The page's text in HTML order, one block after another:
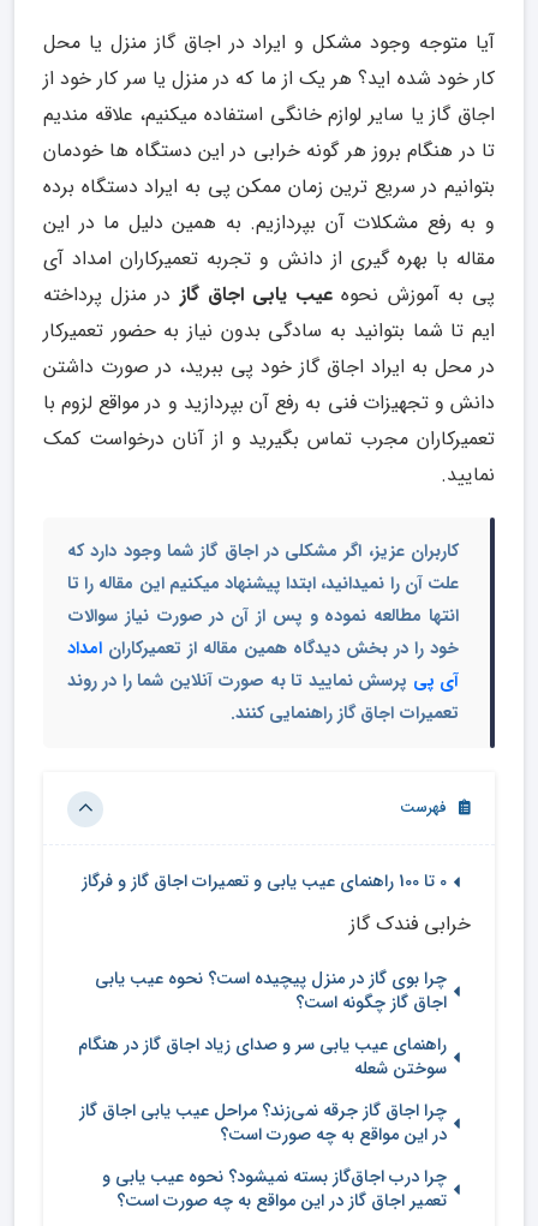
آیا متوجه وجود مشکل و ایراد در اجاق گاز منزل یا محل
کار خود شده اید؟ هر یک از ما که در منزل یا سر کار خود از
اجاق گاز یا سایر لوازم خانگی استفاده میکنیم، علاقه مندیم
تا در هنگام بروز هر گونه خرابی در این دستگاه ها خودمان
بتوانیم در سریع ترین زمان ممکن پی به ایراد دستگاه برده
و به رفع مشکلات آن بپردازیم. به همین دلیل ما در این
مقاله با بهره گیری از دانش و تجربه تعمیرکاران امداد آی
پی به آموزش نحوه عیب یابی اجاق گاز در منزل پرداخته
ایم تا شما بتوانید به سادگی بدون نیاز به حضور تعمیرکار
در محل به ایراد اجاق گاز خود پی ببرید، در صورت داشتن
دانش و تجهیزات فنی به رفع آن بپردازید و در مواقع لزوم با
تعمیرکاران مجرب تماس بگیرید و از آنان درخواست کمک
نمایید.
کاربران عزیز، اگر مشکلی در اجاق گاز شما وجود دارد که
علت آن را نمیدانید، ابتدا پیشنهاد میکنیم این مقاله را تا
انتها مطالعه نموده و پس از آن در صورت نیاز سوالات
خود را در بخش دیدگاه همین مقاله از تعمیرکاران امداد
آی پی پرسش نمایید تا به صورت آنلاین شما را در روند
تعمیرات اجاق گاز راهنمایی کنند.
فهرست
0 تا 100 راهنمای عیب یابی و تعمیرات اجاق گاز و فرگاز
خرابی فندک گاز
چرا بوی گاز در منزل پیچیده است؟ نحوه عیب یابی
اجاق گاز چگونه است؟
راهنمای عیب یابی سر و صدای زیاد اجاق گاز در هنگام
سوختن شعله
چرا اجاق گاز جرقه نمی‌زند؟ مراحل عیب یابی اجاق گاز
در این مواقع به چه صورت است؟
چرا درب اجاق‌گاز بسته نمیشود؟ نحوه عیب یابی و
تعمیر اجاق گاز در این مواقع به چه صورت است؟